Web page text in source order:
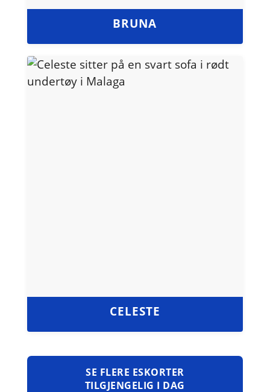
BRUNA
CELESTE
SE FLERE ESKORTER
TILGJENGELIG I DAG